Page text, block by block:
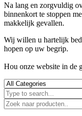
Na lang en zorgvuldig
binnenkort te stoppen
makkelijk gevallen.
Wij willen u hartelijk
hopen op uw begrip.
Hou onze website in de